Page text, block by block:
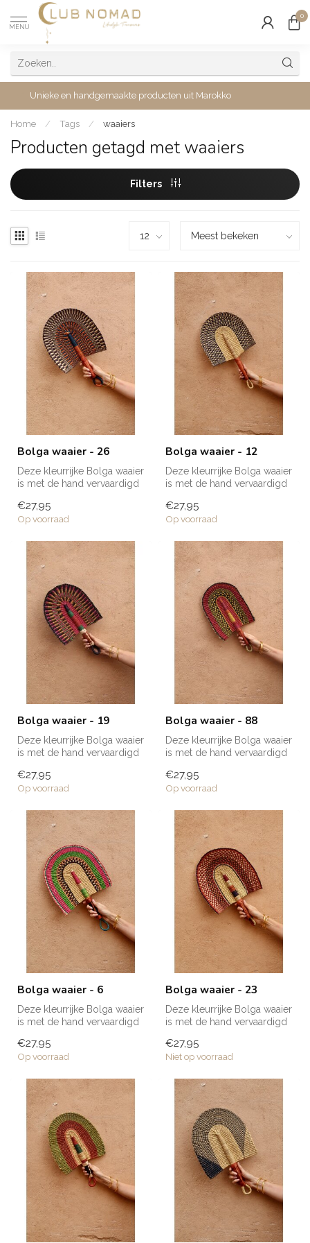
MENU
0
Unieke en handgemaakte producten uit Marokko
Home / Tags / waaiers
Producten getagd met waaiers
Filters
Bolga waaier - 26
Deze kleurrijke Bolga waaier
is met de hand vervaardigd
€27,95
Op voorraad
Bolga waaier - 12
Deze kleurrijke Bolga waaier
is met de hand vervaardigd
€27,95
Op voorraad
Bolga waaier - 19
Deze kleurrijke Bolga waaier
is met de hand vervaardigd
€27,95
Op voorraad
Bolga waaier - 88
Deze kleurrijke Bolga waaier
is met de hand vervaardigd
€27,95
Op voorraad
Bolga waaier - 6
Deze kleurrijke Bolga waaier
is met de hand vervaardigd
€27,95
Op voorraad
Bolga waaier - 23
Deze kleurrijke Bolga waaier
is met de hand vervaardigd
€27,95
Niet op voorraad